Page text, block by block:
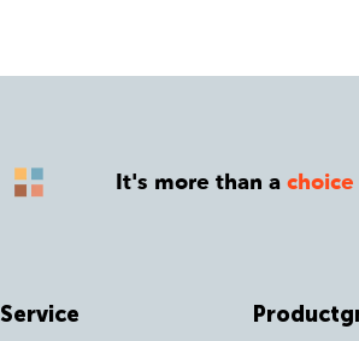
It's more than achoice
Service